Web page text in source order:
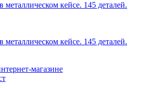
металлическом кейсе. 145 деталей.
металлическом кейсе. 145 деталей.